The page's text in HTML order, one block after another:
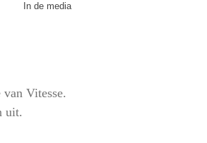
In de media
Vitesse.
uit.